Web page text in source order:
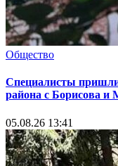
Общество
Специалисты
района с Борисова и
05.08.26 13:41